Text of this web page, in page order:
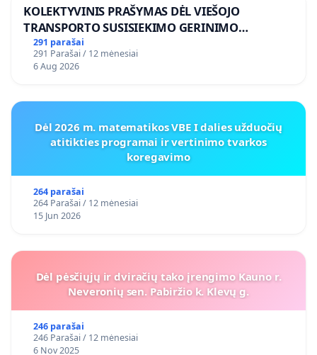
KOLEKTYVINIS PRAŠYMAS DĖL VIEŠOJO
TRANSPORTO SUSISIEKIMO GERINIMO
VOSYLIUKŲ KAIME
291 parašai
291 Parašai / 12 mėnesiai
6 Aug 2026
Dėl 2026 m. matematikos VBE I dalies užduočių
atitikties programai ir vertinimo tvarkos
koregavimo
264 parašai
264 Parašai / 12 mėnesiai
15 Jun 2026
Dėl pėsčiųjų ir dviračių tako įrengimo Kauno r.
Neveronių sen. Pabiržio k. Klevų g.
246 parašai
246 Parašai / 12 mėnesiai
6 Nov 2025